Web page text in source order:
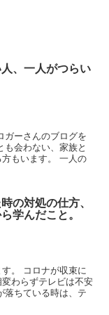
、一人がつらい
ガーさんのブログを
会わない、家族と
もいます。 一人の
の対処の仕方、
学んだこと。
。 コロナが収束に
わらずテレビは不安
落ちている時は、テ